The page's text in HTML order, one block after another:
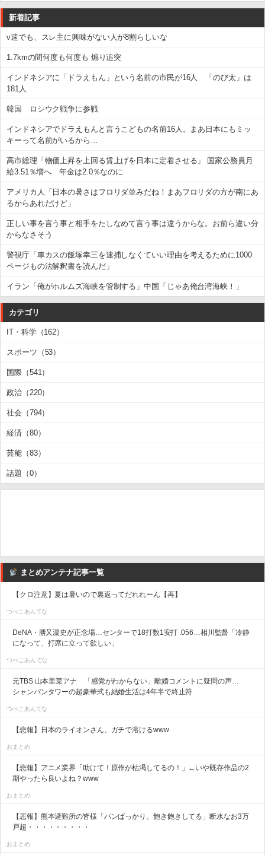
新着記事
ν速でも、スレ主に興味がない人が8割らしいな
1.7kmの間何度も何度も 煽り追突
インドネシアに「ドラえもん」という名前の市民が16人 「のび太」は
181人
韓国 ロシウク戦争に参戦
インドネシアでドラえもんと言うこどもの名前16人。まあ日本にもミッ
キーって名前がいるから…
高市総理「物価上昇を上回る賃上げを日本に定着させる」 国家公務員月
給3.51％増へ 年金は2.0％なのに
アメリカ人「日本の暑さはフロリダ並みだね！まあフロリダの方が南にあ
るからあれだけど」
正しい事を言う事と相手をたしなめて言う事は違うからな。お前ら違い分
からなさそう
警視庁「車カスの飯塚幸三を逮捕しなくていい理由を考えるために1000
ページもの法解釈書を読んだ」
イラン「俺がホルムズ海峡を管制する」中国「じゃあ俺台湾海峡！」
カテゴリ
IT・科学（162）
スポーツ（53）
国際（541）
政治（220）
社会（794）
経済（80）
芸能（83）
話題（0）
まとめアンテナ記事一覧
【クロ注意】夏は暑いので裏返ってだれれーん【再】
つべこあんてな
DeNA・勝又温史が正念場…センターで18打数1安打 .056…相川監督「冷静
になって、打席に立って欲しい」
つべこあんてな
元TBS 山本里菜アナ 「感覚がわからない」離婚コメントに疑問の声…
シャンパンタワーの超豪華式も結婚生活は4年半で終止符
つべこあんてな
【悲報】日本のライオンさん、ガチで溶けるwww
おまとめ
【悲報】アニメ業界「助けて！原作が枯渇してるの！」←いや既存作品の2
期やったら良いよね？www
おまとめ
【悲報】熊本避難所の皆様「パンばっかり。飽き飽きしてる」断水なお3万
戸超・・・・・・・・・
おまとめ